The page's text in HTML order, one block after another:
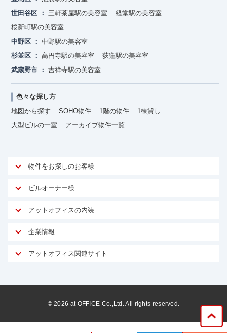
世田谷区
三軒茶屋駅の美容室
経堂駅の美容室
桜新町駅の美容室
中野区
中野駅の美容室
杉並区
高円寺駅の美容室
荻窪駅の美容室
武蔵野市
吉祥寺駅の美容室
色々な探し方
地図から探す
SOHO物件 1階の物件
1棟貸し
大型ビルの一室
アーカイブ物件一覧
物件をお探しのお客様
アットオフィスが選ばれる理由
ご契約者様インタビュー
オフィスお役立ちコラム
ビルオーナー様
オーナー様向けサービス
マイソク作成
物件情報から成約賃料を予測
リノベーション
サブリース
ビルを売却してビジネス拡大
アットオフィスの内装
サービス内容
内装に関するよくある質問
企業情報
アットオフィス関連サイト
アットレジデンス
ビルアド
©2026 at OFFICE Co.,Ltd. All rights reserved.